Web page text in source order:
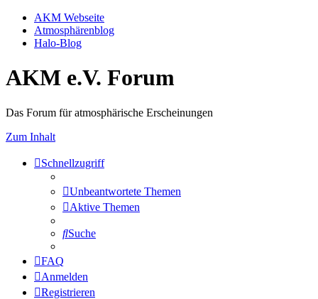
AKM Webseite
Atmosphärenblog
Halo-Blog
AKM e.V. Forum
Das Forum für atmosphärische Erscheinungen
Zum Inhalt
Schnellzugriff
Unbeantwortete Themen
Aktive Themen
Suche
FAQ
Anmelden
Registrieren